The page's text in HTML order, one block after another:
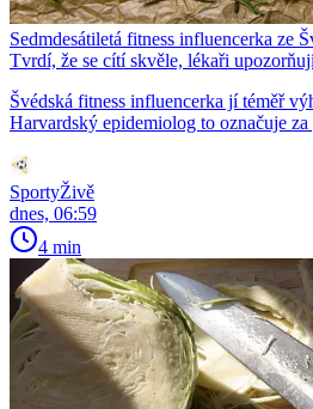
Sedmdesátiletá fitness influencerka ze
Tvrdí, že se cítí skvěle, lékaři
Švédská fitness influencerka jí téměř
Harvardský epidemiolog to označuje za
SportyŽivě
dnes, 06:59
4 min